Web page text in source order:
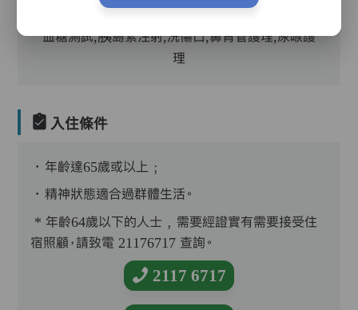
血糖測試,胰島素注射,洗傷口,鼻胃管護理,尿喉護
理
入住條件
．年齡達65歲或以上﹔
．精神狀態適合過群體生活。
* 年齡64歲以下的人士﹐需要經證實有需要接受住
宿照顧，請致電 21176717 查詢。
2117 6717